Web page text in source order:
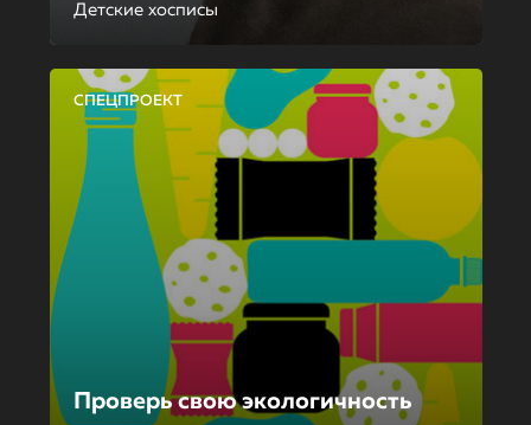
Детские хосписы
СПЕЦПРОЕКТ
Проверь свою экологичность